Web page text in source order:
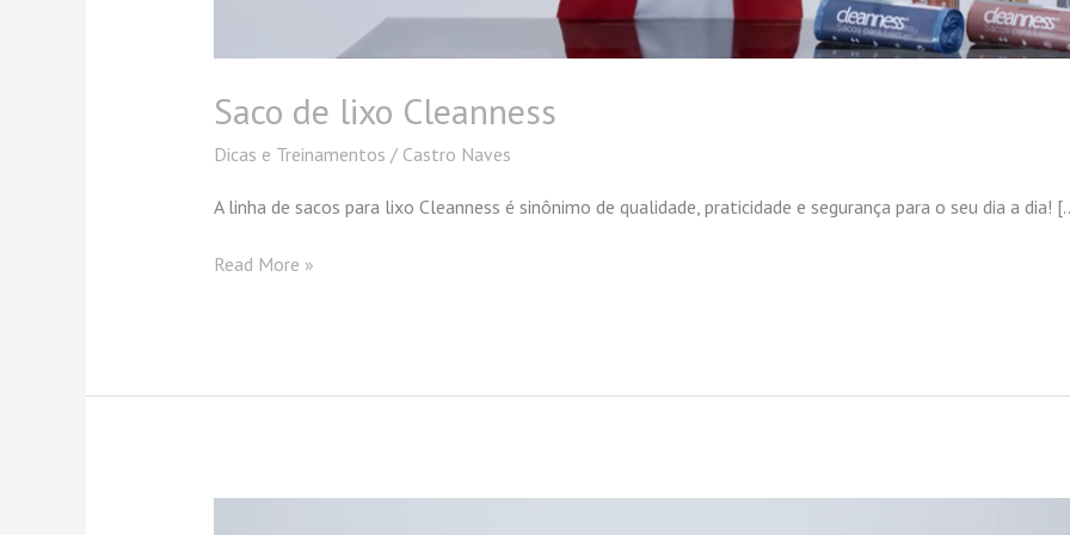
Saco de lixo Cleanness
Dicas e Treinamentos / Castro Naves
A linha de sacos para lixo Cleanness é sinônimo de qualidade, praticidade e segurança para o seu dia a dia!
Read More »